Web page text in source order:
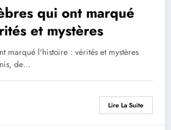
qui ont marqué
et mystères
marqué l'histoire : vérités et mystères
de…
Lire La Suite